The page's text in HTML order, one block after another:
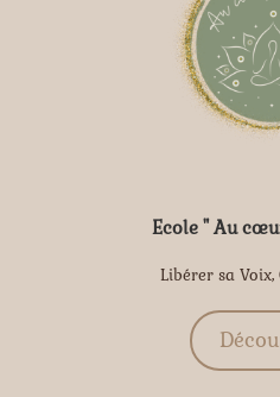
Ecole " Au
Libérer sa Voix,